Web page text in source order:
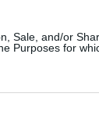
Sale, and/or
Purposes for
away